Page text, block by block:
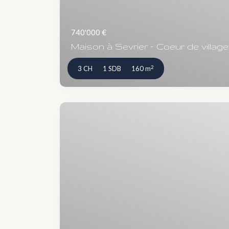
740'000 €
Maison à Sevrier – Coeur de village
3 CH 1 SDB 160 m2